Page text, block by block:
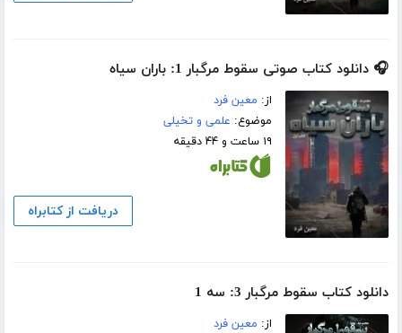
🎧 دانلود کتاب صوتی سقوط مرگبار 1: باران سیاه
از: معین فرد
موضوع: علمی و تخیلی
۱۹ ساعت و ۴۴ دقیقه
دریافت از کتابراه
دانلود کتاب سقوط مرگبار 3: سه 1
از: معین فرد